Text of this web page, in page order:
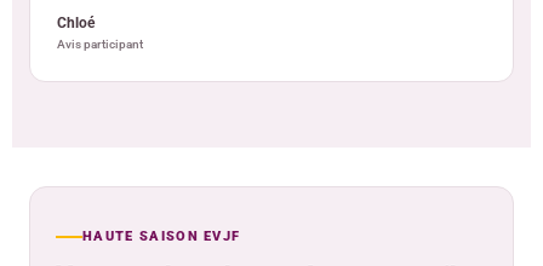
Chloé
Avis participant
HAUTE SAISON EVJF